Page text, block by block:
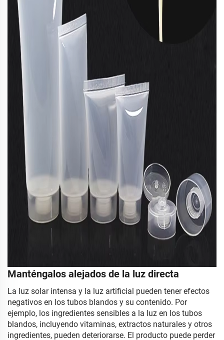
Manténgalos alejados de la luz directa
La luz solar intensa y la luz artificial pueden tener efectos
negativos en los tubos blandos y su contenido. Por
ejemplo, los ingredientes sensibles a la luz en los tubos
blandos, incluyendo vitaminas, extractos naturales y otros
ingredientes, pueden deteriorarse. El producto puede perder